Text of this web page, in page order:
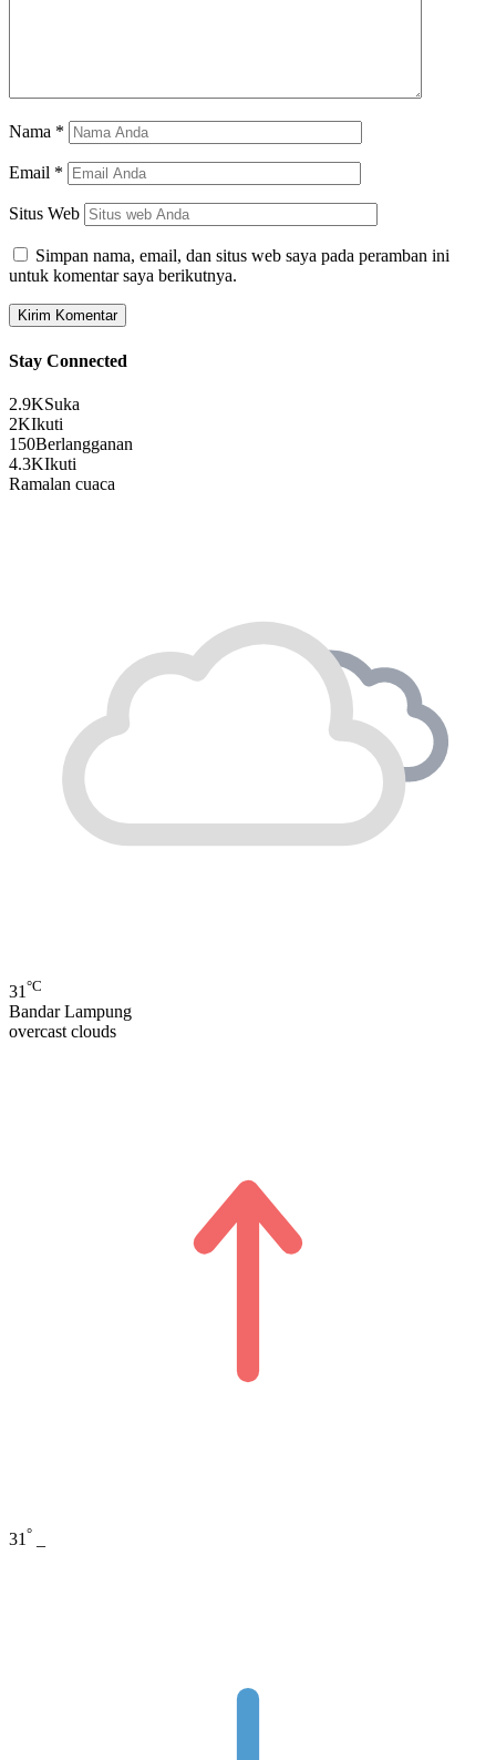
Nama *
Email *
Situs Web
Simpan nama, email, dan situs web saya pada peramban ini
untuk komentar saya berikutnya.
Stay Connected
2.9KSuka
2KIkuti
150Berlangganan
4.3KIkuti
Ramalan cuaca
31 °C
Bandar Lampung
overcast clouds
31°